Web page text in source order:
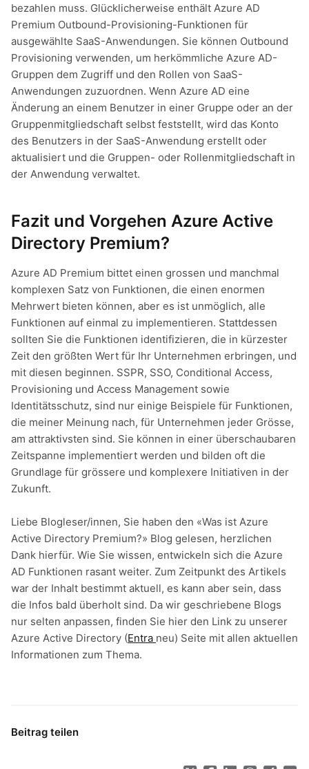
bezahlen muss. Glücklicherweise enthält Azure AD
Premium Outbound-Provisioning-Funktionen für
ausgewählte SaaS-Anwendungen. Sie können Outbound
Provisioning verwenden, um herkömmliche Azure AD-
Gruppen dem Zugriff und den Rollen von SaaS-
Anwendungen zuzuordnen. Wenn Azure AD eine
Änderung an einem Benutzer in einer Gruppe oder an der
Gruppenmitgliedschaft selbst feststellt, wird das Konto
des Benutzers in der SaaS-Anwendung erstellt oder
aktualisiert und die Gruppen- oder Rollenmitgliedschaft in
der Anwendung verwaltet.
Fazit und Vorgehen Azure Active
Directory Premium?
Azure AD Premium bittet einen grossen und manchmal
komplexen Satz von Funktionen, die einen enormen
Mehrwert bieten können, aber es ist unmöglich, alle
Funktionen auf einmal zu implementieren. Stattdessen
sollten Sie die Funktionen identifizieren, die in kürzester
Zeit den größten Wert für Ihr Unternehmen erbringen, und
mit diesen beginnen. SSPR, SSO, Conditional Access,
Provisioning und Access Management sowie
Identitätsschutz, sind nur einige Beispiele für Funktionen,
die meiner Meinung nach, für Unternehmen jeder Grösse,
am attraktivsten sind. Sie können in einer überschaubaren
Zeitspanne implementiert werden und bilden oft die
Grundlage für grössere und komplexere Initiativen in der
Zukunft.
Liebe Blogleser/innen, Sie haben den «Was ist Azure
Active Directory Premium?» Blog gelesen, herzlichen
Dank hierfür. Wie Sie wissen, entwickeln sich die Azure
AD Funktionen rasant weiter. Zum Zeitpunkt des Artikels
war der Inhalt bestimmt aktuell, es kann aber sein, dass
die Infos bald überholt sind. Da wir geschriebene Blogs
nur selten anpassen, finden Sie hier den Link zu unserer
Azure Active Directory (Entra neu) Seite mit allen aktuellen
Informationen zum Thema.
Beitrag teilen